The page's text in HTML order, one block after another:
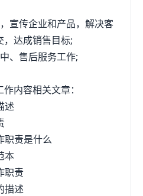
宣传企业和产品，解决客
，达成销售目标;
、售后服务工作;
内容相关文章：
述
责是什么
本
职责
描述